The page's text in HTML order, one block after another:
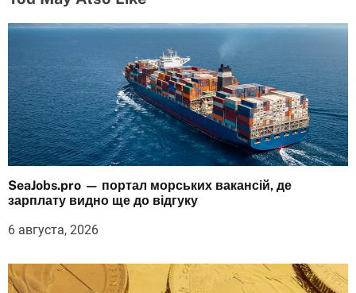
SeaJobs.pro — портал морських вакансій, де
зарплату видно ще до відгуку
6 августа, 2026